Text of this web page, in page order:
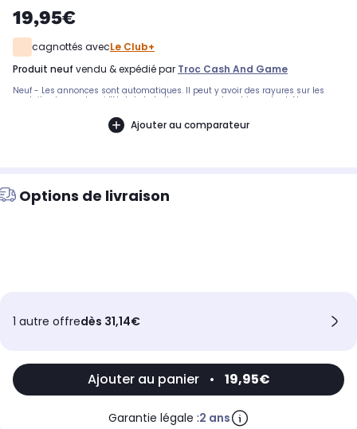
19,95€
cagnottés avecLe Club+
produit neuf vendu & expédié par Troc Cash And Game
Neuf - Les annonces sont automatiques. Il peut y avoir des rayures sur les
produits, demandez si l'état de la boite par exemple est important. Nous ne
Ajouter au comparateur
Options de livraison
1 autre offredès 31,14€
Ajouter au panier • 19,95€
Garantie légale :2 ans